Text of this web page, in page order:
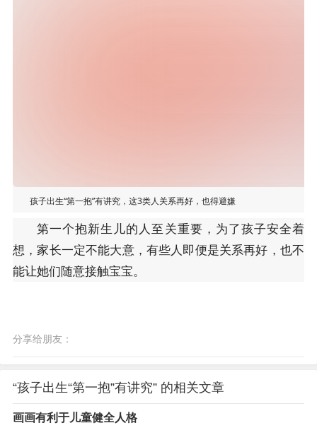
孩子出生“第一抱”有讲究，这3类人关系再好，也得避嫌
第一个抱新生儿的人至关重要，为了孩子安全着
想，家长一定不能大意，有些人即便是关系再好，也不
能让她们随意接触宝宝。
分享给朋友：
“孩子出生“第一抱”有讲究” 的相关文章
画画有利于儿童健全人格